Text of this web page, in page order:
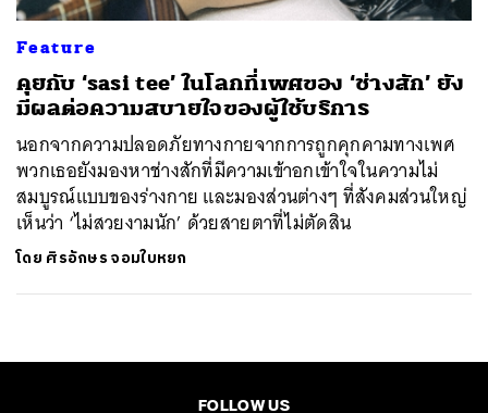
Feature
คุยกับ ‘sasi tee’ ในโลกที่เพศของ ‘ช่างสัก’ ยัง
มีผลต่อความสบายใจของผู้ใช้บริการ
นอกจากความปลอดภัยทางกายจากการถูกคุกคามทางเพศ
พวกเธอยังมองหาช่างสักที่มีความเข้าอกเข้าใจในความไม่
สมบูรณ์แบบของร่างกาย และมองส่วนต่างๆ ที่สังคมส่วนใหญ่
เห็นว่า ‘ไม่สวยงามนัก’ ด้วยสายตาที่ไม่ตัดสิน
โดย ศิรอักษร จอมใบหยก
FOLLOW US
SHARE TWEET LINE EMAIL